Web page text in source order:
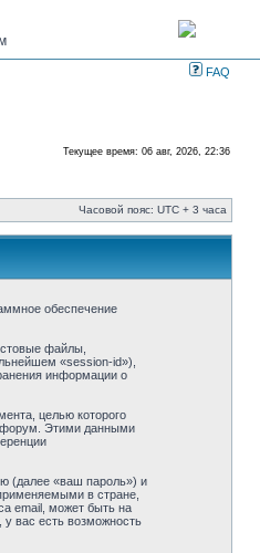
FAQ
Текущее время: 06 авг, 2026, 22:36
Часовой пояс: UTC + 3 часа
обеспечение
файлы,
«session-id»),
информации о
целью которого
форум. Этими данными
(далее «ваш пароль») и
в стране,
email, может быть на
вас есть возможность